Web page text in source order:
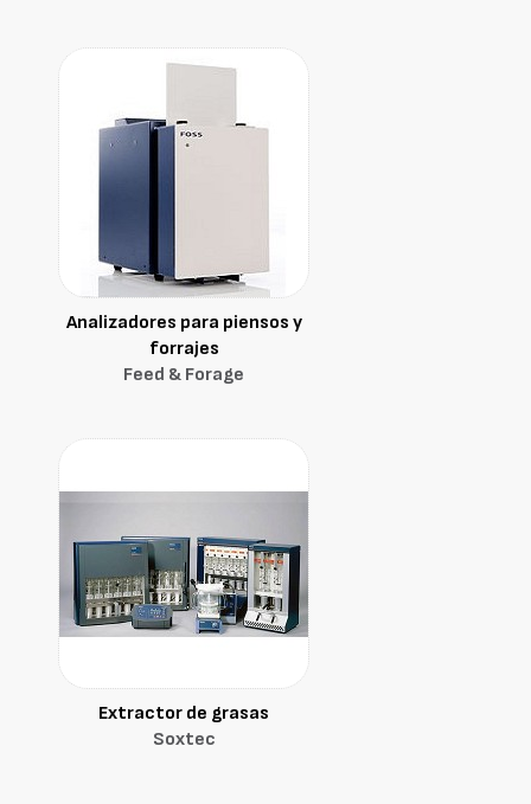
Analizadores para piensos y
forrajes
Feed & Forage
Extractor de grasas
Soxtec